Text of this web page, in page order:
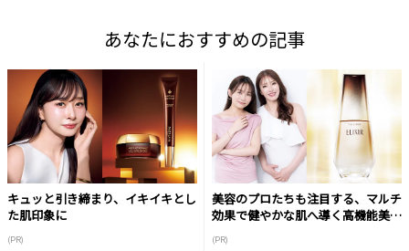
あなたにおすすめの記事
キュッと引き締まり、イキイキとし
た肌印象に
(PR)
美容のプロたちも注目する、マルチ
効果で健やかな肌へ導く高機能美容
(PR)